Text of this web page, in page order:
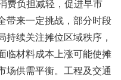
费负担减轻，促进早市
带来一定挑战，部分时段
续关注摊位区域秩序，
临材料成本上涨可能使摊
场供需平衡。工程及交通